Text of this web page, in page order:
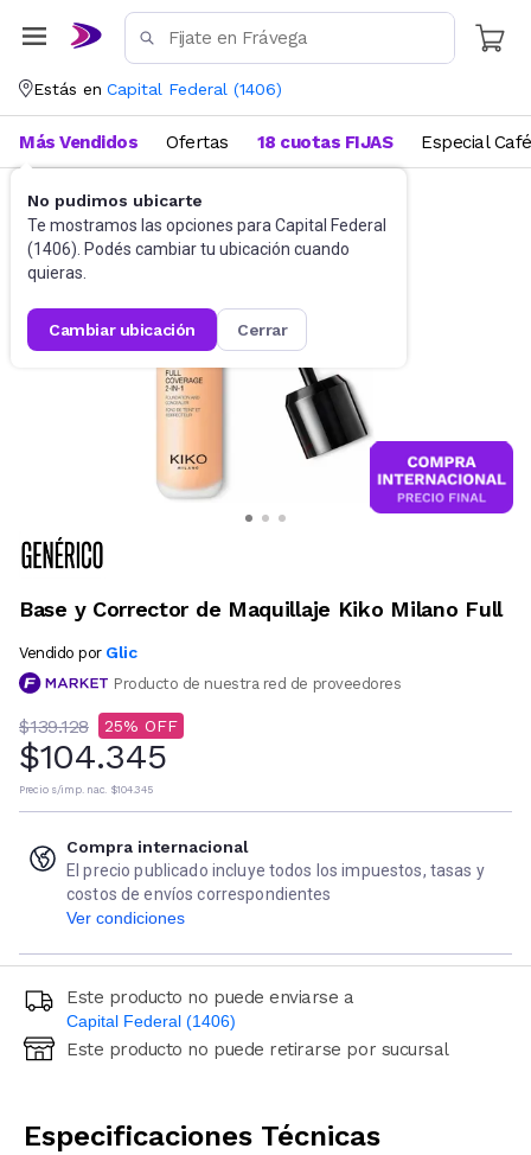
Estás en Capital Federal (1406)
No pudimos ubicarte
Te mostramos las opciones para Capital Federal
(1406). Podés cambiar tu ubicación cuando
quieras.
cambiar ubicación cerrar
Más Vendidos Ofertas 18 cuotas FIJAS Especial Café
Maquillaje Rostro
Base y Corrector de Maquillaje Kiko Milano Full
Vendido por Glic
Producto de nuestra red de proveedores
$139.128 25
$104.345
Precio s/imp. nac. $104.345
Compra internacional
El precio publicado incluye todos los impuestos, tasas y
costos de envíos correspondientes
Ver condiciones
Este producto no puede enviarse a
Capital Federal (1406)
Ingresá código postal (sólo números)
Este producto no puede retirarse por sucursal
Especificaciones Técnicas